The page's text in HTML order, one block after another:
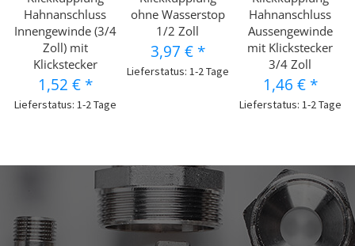
Hahnanschluss
Innengewinde (3/4
Zoll) mit
Klickstecker
1,52 € *
Lieferstatus: 1-2 Tage
ohne Wasserstop
1/2 Zoll
3,97 € *
Lieferstatus: 1-2 Tage
Hahnanschluss
Aussengewinde
mit Klickstecker
3/4 Zoll
1,46 € *
Lieferstatus: 1-2 Tage